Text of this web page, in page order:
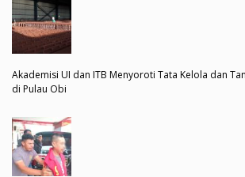
Akademisi UI dan ITB Menyoroti Tata Kelola dan
di Pulau Obi